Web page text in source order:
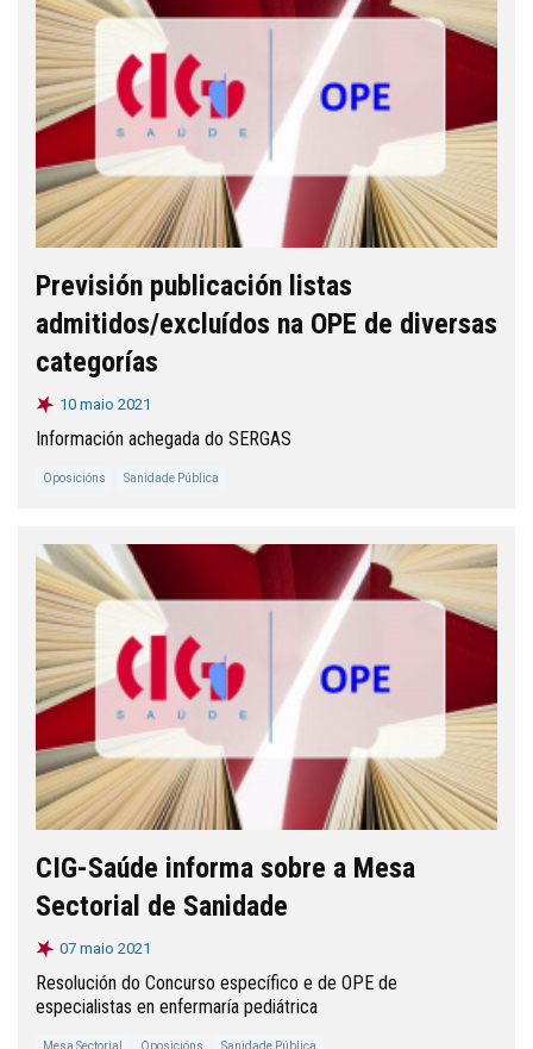
Previsión publicación listas
admitidos/excluídos na OPE de diversas
categorías
10 maio 2021
Información achegada do SERGAS
Oposicións Sanidade Pública
CIG-Saúde informa sobre a Mesa
Sectorial de Sanidade
07 maio 2021
Resolución do Concurso específico e de OPE de
especialistas en enfermaría pediátrica
Mesa Sectorial Oposicións Sanidade Pública